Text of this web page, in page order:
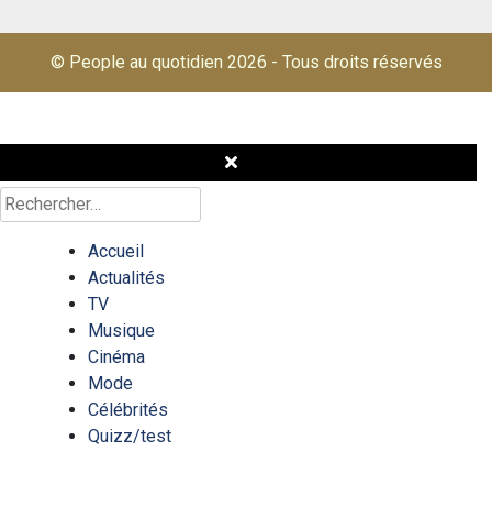
© People au quotidien 2026 - Tous droits réservés
Rechercher :
Accueil
Actualités
TV
Musique
Cinéma
Mode
Célébrités
Quizz/test